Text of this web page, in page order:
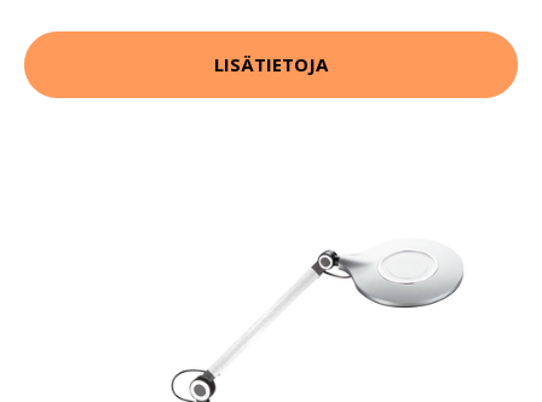
LISÄTIETOJA